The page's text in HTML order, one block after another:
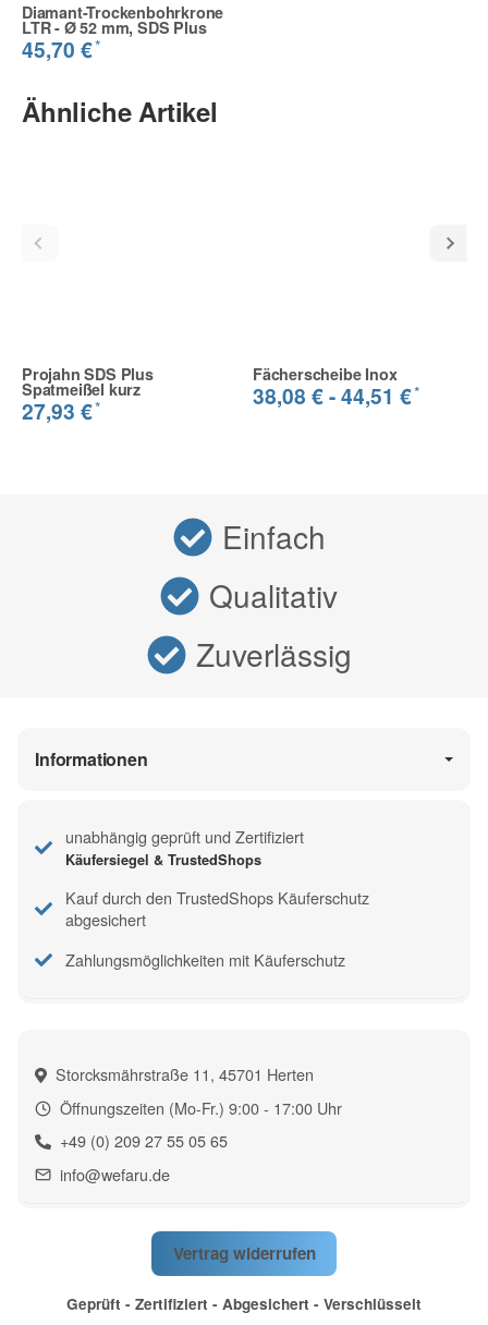
Diamant-Trockenbohrkrone
LTR - Ø 52 mm, SDS Plus
45,70 €*
Ähnliche Artikel
Projahn SDS Plus
Spatmeißel kurz
27,93 €*
Fächerscheibe Inox
38,08 € -44,51 €*
Einfach
Qualitativ
Zuverlässig
Storcksmährstraße 11, 45701 Herten
Öffnungszeiten (Mo-Fr.) 9:00 - 17:00 Uhr
+49 (0) 209 27 55 05 65
info@wefaru.de
Informationen
unabhängig geprüft und Zertifiziert
Käufersiegel & TrustedShops
Kauf durch den TrustedShops Käuferschutz
abgesichert
Zahlungsmöglichkeiten mit Käuferschutz
Vertrag widerrufen
Geprüft - Zertifiziert - Abgesichert - Verschlüsselt